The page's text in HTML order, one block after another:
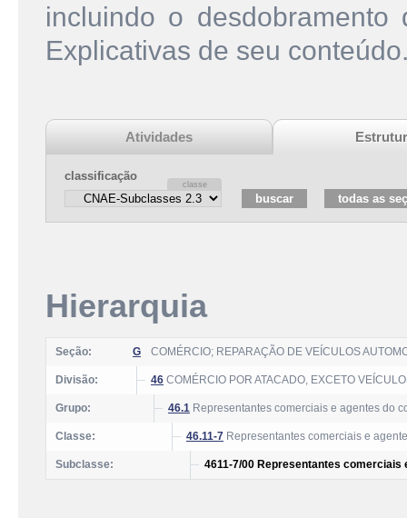
incluindo o
Explicativas de seu
Atividades
classificação
Hierarquia
Seção: G COMÉRCIO; REPARAÇÃO DE VEÍCULOS
Divisão: 46 COMÉRCIO POR ATACADO, EXCETO
Grupo: 46.1 Representantes comerciais e agentes do
Classe: 46.11-7 Representantes comerciais e
Subclasse: 4611-7/00 Representantes